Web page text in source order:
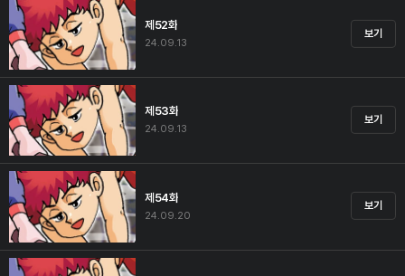
제52화
24.09.13
보기
제53화
24.09.13
보기
제54화
24.09.20
보기